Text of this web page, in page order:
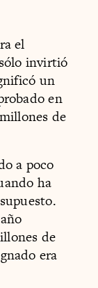
el
invirtió
un
en
de
a poco
ha
de
era